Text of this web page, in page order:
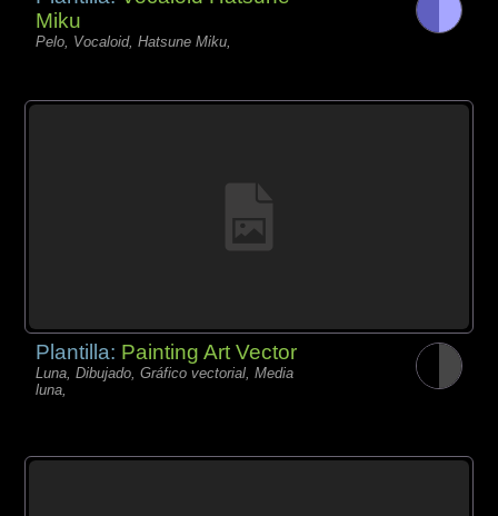
Miku
Pelo, Vocaloid, Hatsune Miku,
Plantilla: Painting Art Vector
Luna, Dibujado, Gráfico vectorial, Media
luna,